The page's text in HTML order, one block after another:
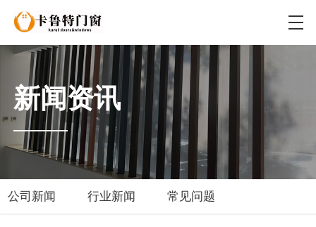
新闻资讯
公司新闻 行业新闻 常见问题